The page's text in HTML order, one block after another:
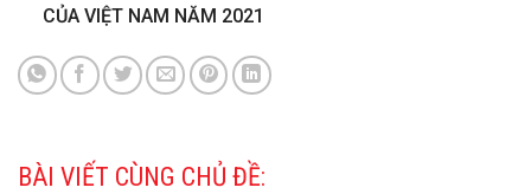
CỦA VIỆT NAM NĂM 2021
BÀI VIẾT CÙNG CHỦ ĐỀ: